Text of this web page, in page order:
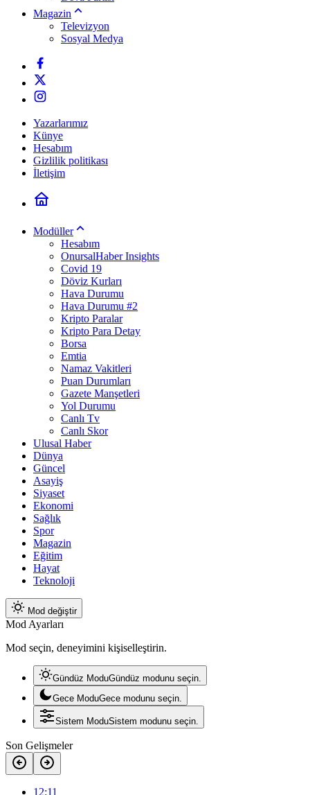
Magazin
Televizyon
Sosyal Medya
Yazarlarımız
Künye
Hesabım
Gizlilik politikası
İletişim
Modüller
Hesabım
OnursalHaber Insights
Covid 19
Döviz Kurları
Hava Durumu
Hava Durumu #2
Kripto Paralar
Kripto Para Detay
Borsa
Emtia
Namaz Vakitleri
Puan Durumları
Gazete Manşetleri
Yol Durumu
Canlı Tv
Canlı Skor
Ulusal Haber
Dünya
Güncel
Asayiş
Siyaset
Ekonomi
Sağlık
Spor
Magazin
Eğitim
Hayat
Teknoloji
Mod değiştir
Mod Ayarları
Mod seçin, deneyimini kişiselleştirin.
Gündüz ModuGündüz modunu seçin.
Gece ModuGece modunu seçin.
Sistem ModuSistem modunu seçin.
Son Gelişmeler
12:11